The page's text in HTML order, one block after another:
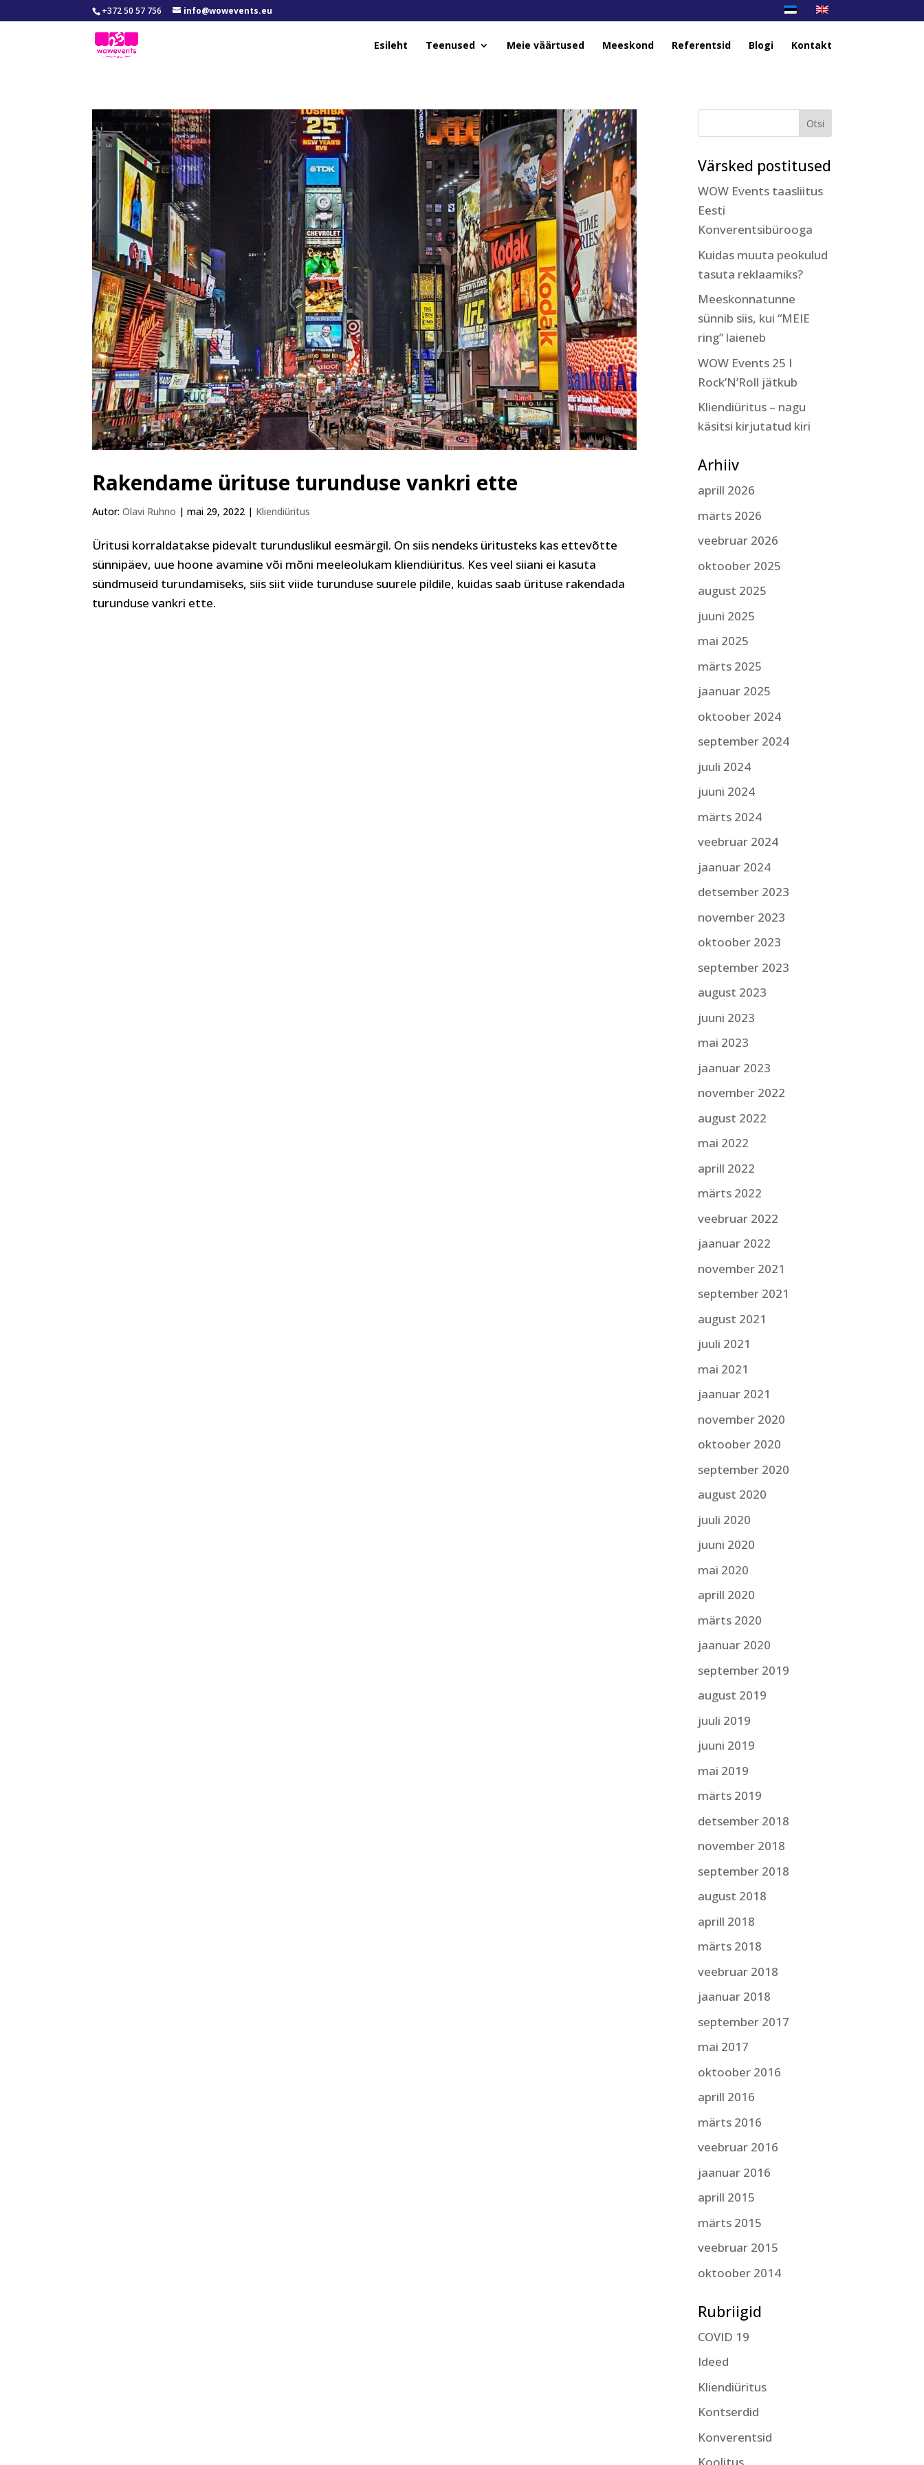
+372 50 57 756 info@wowevents.eu
Esileht Teenused Meie väärtused Meeskond Referentsid Blogi Kontakt
Rakendame ürituse turunduse vankri ette
Autor:Olavi Ruhno |mai 29, 2022 | Kliendiüritus
Üritusi korraldatakse pidevalt turunduslikul eesmärgil. On siis nendeks üritusteks kas ettevõtte
sünnipäev, uue hoone avamine või mõni meeleolukam kliendiüritus. Kes veel siiani ei kasuta
sündmuseid turundamiseks, siis siit viide turunduse suurele pildile, kuidas saab ürituse rakendada
turunduse vankri ette.
Värsked postitused
WOW Events taasliitus
Eesti
Konverentsibürooga
Kuidas muuta peokulud
tasuta reklaamiks?
Meeskonnatunne
sünnib siis, kui “MEIE
ring” laieneb
WOW Events 25 I
Rock’N’Roll jätkub
Kliendiüritus – nagu
käsitsi kirjutatud kiri
Arhiiv
aprill 2026
märts 2026
veebruar 2026
oktoober 2025
august 2025
juuni 2025
mai 2025
märts 2025
jaanuar 2025
oktoober 2024
september 2024
juuli 2024
juuni 2024
märts 2024
veebruar 2024
jaanuar 2024
detsember 2023
november 2023
oktoober 2023
september 2023
august 2023
juuni 2023
mai 2023
jaanuar 2023
november 2022
august 2022
mai 2022
aprill 2022
märts 2022
veebruar 2022
jaanuar 2022
november 2021
september 2021
august 2021
juuli 2021
mai 2021
jaanuar 2021
november 2020
oktoober 2020
september 2020
august 2020
juuli 2020
juuni 2020
mai 2020
aprill 2020
märts 2020
jaanuar 2020
september 2019
august 2019
juuli 2019
juuni 2019
mai 2019
märts 2019
detsember 2018
november 2018
september 2018
august 2018
aprill 2018
märts 2018
veebruar 2018
jaanuar 2018
september 2017
mai 2017
oktoober 2016
aprill 2016
märts 2016
veebruar 2016
jaanuar 2016
aprill 2015
märts 2015
veebruar 2015
oktoober 2014
Rubriigid
COVID 19
Ideed
Kliendiüritus
Kontserdid
Konverentsid